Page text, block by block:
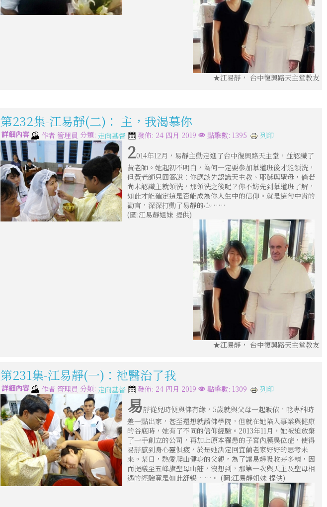
★江易靜， 台中復興路天主堂教友
第232集-江易靜(二)： 主，我渴慕你
詳細內容 作者 管理員 分類: 走向基督 發佈: 24 四月 2019 點擊數: 1395 列印
2014年12月，易靜主動走進了台中復興路天主堂，並認識了
黃老師。她起初不明白，為何一定要參加慕道班後才能領洗，
但黃老師只回答說：你應該先認識天主教、耶穌與聖母，倘若
尚未認識主就領洗，那領洗之後呢？你不妨先到慕道班了解，
如此才能確定這是否能成為你人生中的信仰。就是這句中肯的
勸言，深深打動了易靜的心……
(圖:江易靜姐妹 提供)
★江易靜， 台中復興路天主堂教友
第231集-江易靜(一)：祂醫治了我
詳細內容 作者 管理員 分類: 走向基督 發佈: 24 四月 2019 點擊數: 1309 列印
易靜從兒時便與佛有緣，5歲就與父母一起皈依，唸專科時
差一點出家，甚至還想就讀佛學院，但就在她陷入事業與健康
的谷底時，她有了不同的信仰經驗。2013年11月，她被迫放棄
了一手創立的公司，再加上原本罹患的子宮內膜異位症，使得
易靜感到身心靈俱疲，於是她決定回宜蘭老家好好的思考未
來。某日，熱愛爬山健身的父親，為了讓易靜吸收芬多精，因
而提議至五峰旗聖母山莊，沒想到，那第一次與天主及聖母相
遇的經驗竟是如此舒暢……。 (圖:江易靜姐妹 提供)